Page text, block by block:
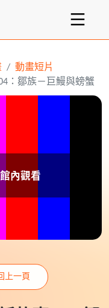
動畫短片
：鄒族－巨鰻與螃蟹
上一頁